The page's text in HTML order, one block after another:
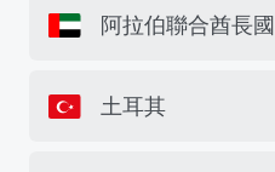
阿拉伯聯合酋長國
土耳其